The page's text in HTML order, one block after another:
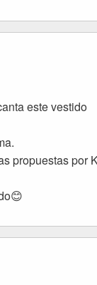
este vestido
propuestas por